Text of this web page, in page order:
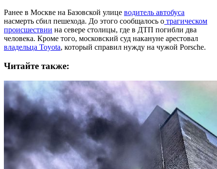
Ранее в Москве на Базовской улице водитель автобуса
насмерть сбил пешехода. До этого сообщалось о трагическом
происшествии на севере столицы, где в ДТП погибли два
человека. Кроме того, московский суд накануне арестовал
владельца Toyota, который справил нужду на чужой Porsche.
Читайте также: